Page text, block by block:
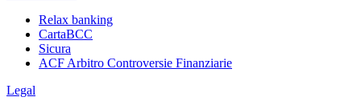
Relax banking
CartaBCC
Sicura
ACF Arbitro Controversie Finanziarie
Legal